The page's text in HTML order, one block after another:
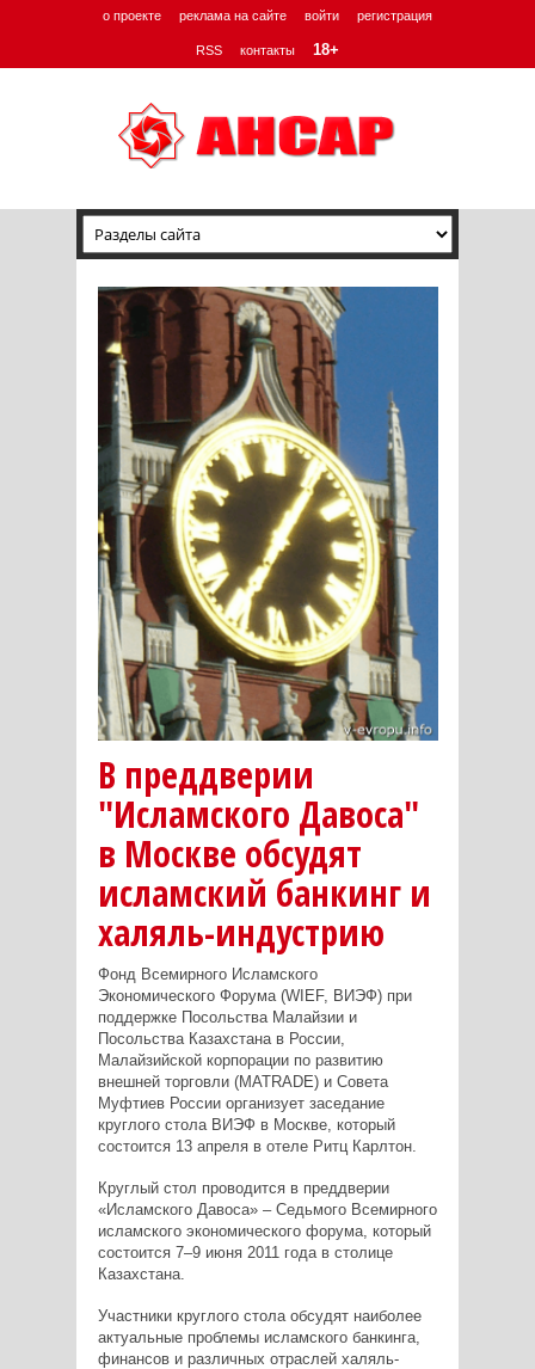
о проекте реклама на сайте войти регистрация
RSS контакты 18+
В преддверии
"Исламского Давоса"
в Москве обсудят
исламский банкинг и
халяль-индустрию
Фонд Всемирного Исламского
Экономического Форума (WIEF, ВИЭФ) при
поддержке Посольства Малайзии и
Посольства Казахстана в России,
Малайзийской корпорации по развитию
внешней торговли (MATRADE) и Совета
Муфтиев России организует заседание
круглого стола ВИЭФ в Москве, который
состоится 13 апреля в отеле Ритц Карлтон.
Круглый стол проводится в преддверии
«Исламского Давоса» – Седьмого Всемирного
исламского экономического форума, который
состоится 7–9 июня 2011 года в столице
Казахстана.
Участники круглого стола обсудят наиболее
актуальные проблемы исламского банкинга,
финансов и различных отраслей халяль-